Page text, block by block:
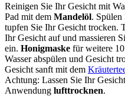
Reinigen Sie Ihr Gesicht mit
Pad mit dem Mandelöl. Spülen
tupfen Sie Ihr Gesicht trocken.
Ihr Gesicht auf und massieren
ein. Honigmaske für weitere
Wasser abspülen und Gesicht
Gesicht sanft mit dem
Achtung: Lassen Sie Ihr
Anwendung lufttrocknen.